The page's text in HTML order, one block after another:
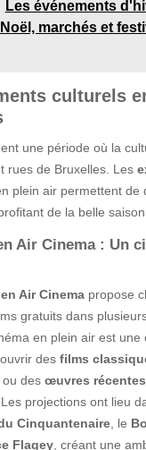
Les événements
marchés et
culturels
une période où la
rues de Bruxelles. Les
plein air permettent de
de la belle saison.
Air Cinema : Un
Air Cinemapropose
gratuits dans
en plein air est une
des films
ou des œuvres récentes
projections ont lieu
Cinquantenaire, le
Flagey, créant une